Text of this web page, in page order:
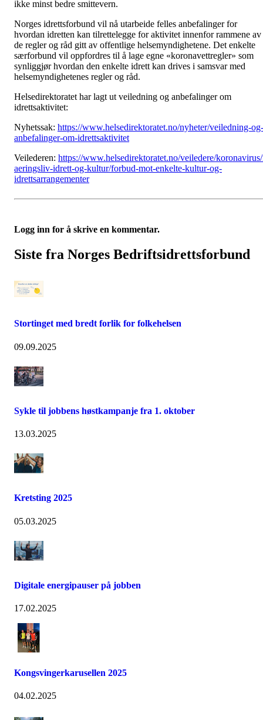
ikke minst bedre smittevern.
Norges idrettsforbund vil nå utarbeide felles anbefalinger for
hvordan idretten kan tilrettelegge for aktivitet innenfor rammene av
de regler og råd gitt av offentlige helsemyndighetene. Det enkelte
særforbund vil oppfordres til å lage egne «koronavettregler» som
synliggjør hvordan den enkelte idrett kan drives i samsvar med
helsemyndighetenes regler og råd.
Helsedirektoratet har lagt ut veiledning og anbefalinger om
idrettsaktivitet:
Nyhetssak: https://www.helsedirektoratet.no/nyheter/veiledning-og-
anbefalinger-om-idrettsaktivitet
Veilederen: https://www.helsedirektoratet.no/veiledere/
aeringsliv-idrett-og-kultur/forbud-mot-enkelte-kultur-og-
idrettsarrangementer
Logg inn for å skrive en kommentar.
Siste fra Norges Bedriftsidrettsforbund
Stortinget med bredt forlik for folkehelsen
09.09.2025
Sykle til jobbens høstkampanje fra 1. oktober
13.03.2025
Kretsting 2025
05.03.2025
Digitale energipauser på jobben
17.02.2025
Kongsvingerkarusellen 2025
04.02.2025